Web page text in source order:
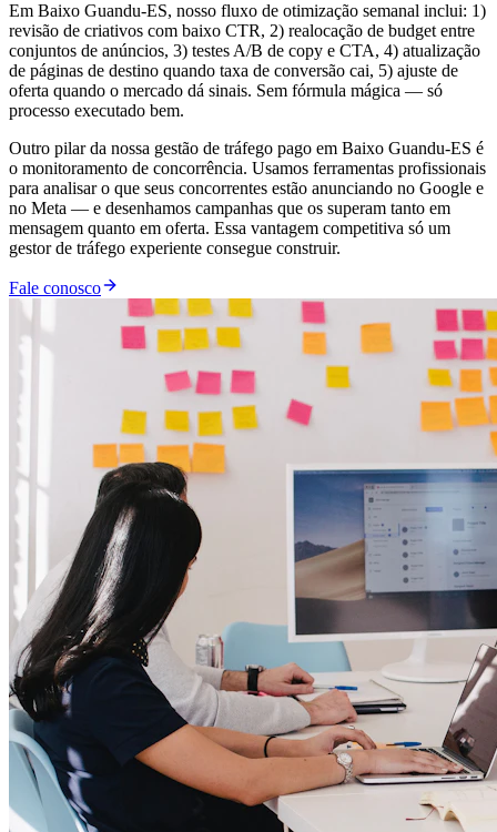
Em Baixo Guandu-ES, nosso fluxo de otimização semanal inclui: 1)
revisão de criativos com baixo CTR, 2) realocação de budget entre
conjuntos de anúncios, 3) testes A/B de copy e CTA, 4) atualização
de páginas de destino quando taxa de conversão cai, 5) ajuste de
oferta quando o mercado dá sinais. Sem fórmula mágica — só
processo executado bem.
Outro pilar da nossa gestão de tráfego pago em Baixo Guandu-ES é
o monitoramento de concorrência. Usamos ferramentas profissionais
para analisar o que seus concorrentes estão anunciando no Google e
no Meta — e desenhamos campanhas que os superam tanto em
mensagem quanto em oferta. Essa vantagem competitiva só um
gestor de tráfego experiente consegue construir.
Fale conosco